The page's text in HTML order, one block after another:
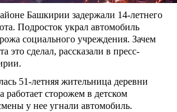
Башкирии задержали 14-летнего
Подросток украл автомобиль
социального учреждения. Зачем
это сделал, рассказали в пресс-
51-летняя жительница деревни
сторожем в детском
у нее угнали автомобиль.